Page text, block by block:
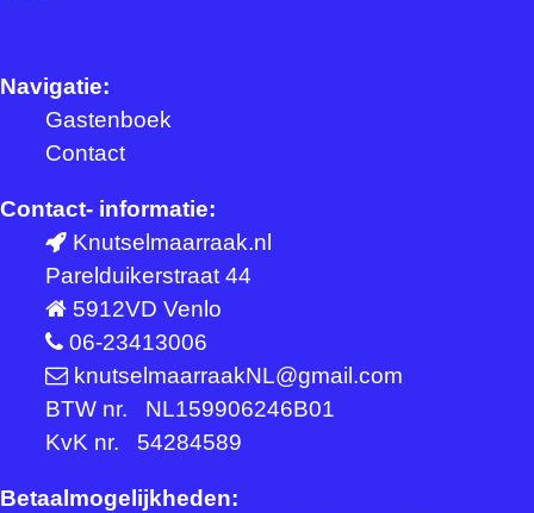
Navigatie:
Gastenboek
Contact
Contact- informatie:
Knutselmaarraak.nl
Parelduikerstraat 44
5912VD Venlo
06-23413006
knutselmaarraakNL@gmail.com
BTW nr. NL159906246B01
KvK nr. 54284589
Betaalmogelijkheden: